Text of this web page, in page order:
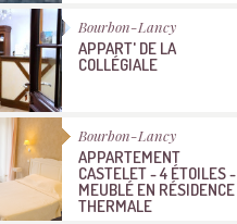
Bourbon-Lancy
APPART' DE LA
COLLÉGIALE
Bourbon-Lancy
APPARTEMENT
CASTELET - 4 ÉTOILES -
MEUBLÉ EN RÉSIDENCE
THERMALE